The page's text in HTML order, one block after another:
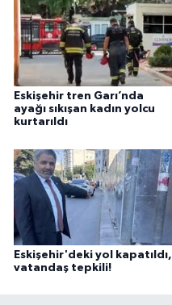
Eskişehir tren Garı’nda
ayağı sıkışan kadın yolcu
kurtarıldı
Eskişehir'deki yol kapatıldı,
vatandaş tepkili!